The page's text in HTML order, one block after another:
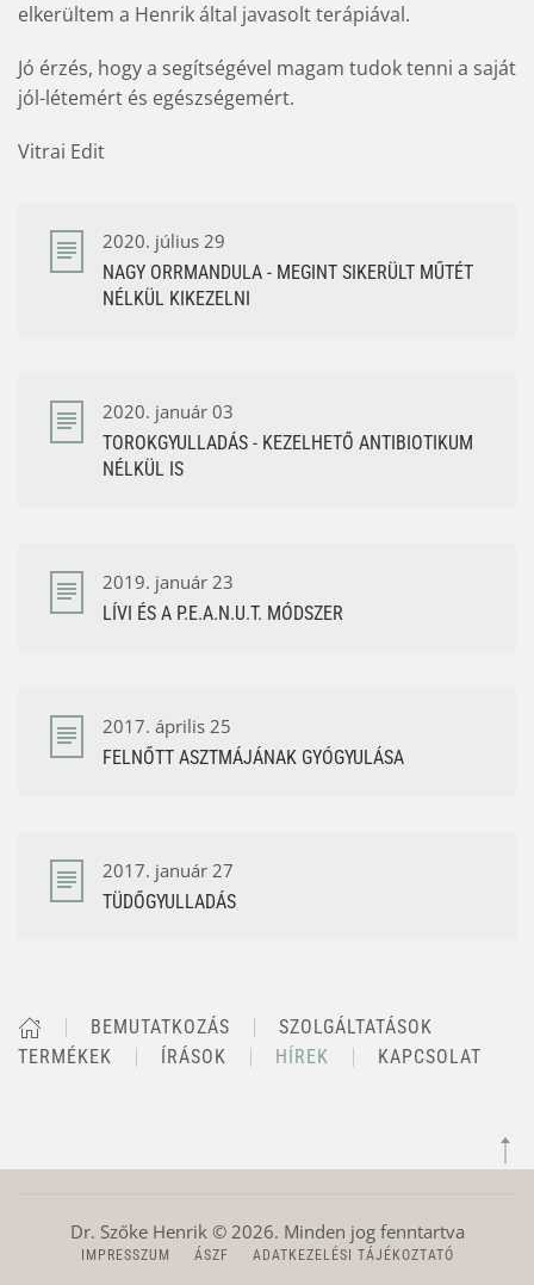
elkerültem a Henrik által javasolt terápiával.
Jó érzés, hogy a segítségével magam tudok tenni a saját
jól-létemért és egészségemért.
Vitrai Edit
2020. július 29
NAGY ORRMANDULA - MEGINT SIKERÜLT MŰTÉT
NÉLKÜL KIKEZELNI
2020. január 03
TOROKGYULLADÁS - KEZELHETŐ ANTIBIOTIKUM
NÉLKÜL IS
2019. január 23
LÍVI ÉS A P.E.A.N.U.T. MÓDSZER
2017. április 25
FELNŐTT ASZTMÁJÁNAK GYÓGYULÁSA
2017. január 27
TÜDŐGYULLADÁS
BEMUTATKOZÁS
SZOLGÁLTATÁSOK
TERMÉKEK
ÍRÁSOK HÍREK KAPCSOLAT
Dr. Szőke Henrik © 2026. Minden jog fenntartva
IMPRESSZUM ÁSZF ADATKEZELÉSI TÁJÉKOZTATÓ